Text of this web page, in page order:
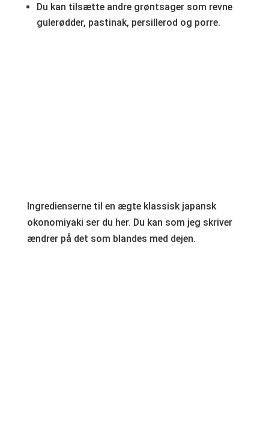
Du kan tilsætte andre grøntsager som revne
gulerødder, pastinak, persillerod og porre.
Ingredienserne til en ægte klassisk japansk
okonomiyaki ser du her. Du kan som jeg skriver
ændrer på det som blandes med dejen.